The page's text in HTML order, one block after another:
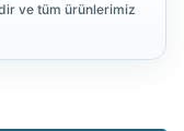
ve tüm ürünlerimiz